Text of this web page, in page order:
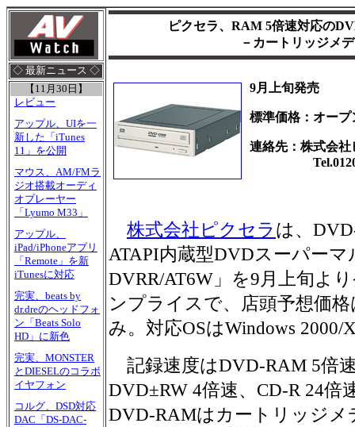
◇ 最新ニュース ◇
【11月30日】
レビュー
アップル、UIを一
新した「iTunes
11」を公開
マウス、AM/FMラ
ジオ搭載オーディ
オプレーヤー
「Lyumo M33」
アップル、
iPad/iPhoneアプリ
「Remote」を新
iTunesに対応
完実、beats by
dr.dreのヘッドフォ
ン「Beats Solo
HD」に新色
完実、MONSTER
とDIESELのコラボ
イヤフォン
コルグ、DSD対応
DAC「DS-DAC-
ピクセラ、RAM 5倍速対応の
－カートリッジメ
9月上旬発売
標準価格：オープ
連絡先：株式会社
Tel.0120-
株式会社ピクセラ は、
ATAPI内蔵型DVDスーパー
DVRR/AT6W」を9月上旬よ
ンプライスで、店頭予想価
み。対応OSはWindows 2000/
記録速度はDVD-RAM 5倍
DVD±RW 4倍速、CD-R 24倍
DVD-RAMはカートリッジメ